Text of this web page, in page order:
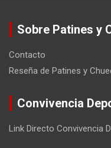
Sobre Patines y
Contacto
Reseña de Patines y
Convivencia
Link Directo Convivencia